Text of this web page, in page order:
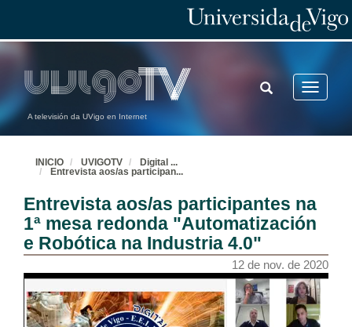
A televisión da UVigo en Internet
Toggle
TOGGLE
SEARCH
INICIO UVIGOTV Digital ...
Entrevista aos/as participan...
Entrevista aos/as participantes na
1ª mesa redonda "Automatización
e Robótica na Industria 4.0"
12 de nov. de 2020
Entrevista a Dª. María Eugenia Mijares (DIHGIGAL)
12 de nov. de 2020